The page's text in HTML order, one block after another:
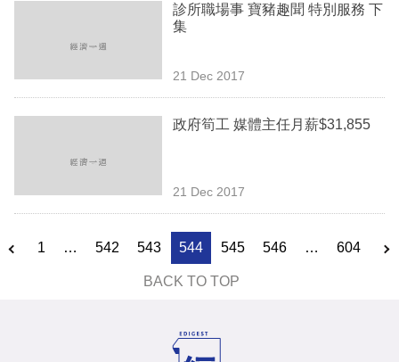
診所職場事 寶豬趣聞 特別服務 下
集
21 Dec 2017
政府筍工 媒體主任月薪$31,855
21 Dec 2017
1 … 542 543 544 545 546 … 604
BACK TO TOP